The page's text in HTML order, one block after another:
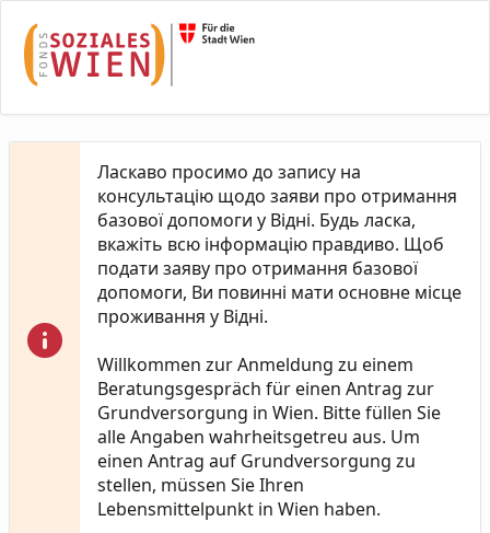
Ласкаво просимо до запису на
консультацію щодо заяви про отримання
базової допомоги у Відні. Будь ласка,
вкажіть всю інформацію правдиво. Щоб
подати заяву про отримання базової
допомоги, Ви повинні мати основне місце
проживання у Відні.
Willkommen zur Anmeldung zu einem
Beratungsgespräch für einen Antrag zur
Grundversorgung in Wien. Bitte füllen Sie
alle Angaben wahrheitsgetreu aus. Um
einen Antrag auf Grundversorgung zu
stellen, müssen Sie Ihren
Lebensmittelpunkt in Wien haben.